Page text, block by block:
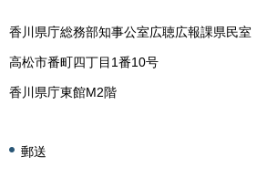
香川県庁総務部知事公室広聴広報課県民室
高松市番町四丁目1番10号
香川県庁東館M2階
郵送